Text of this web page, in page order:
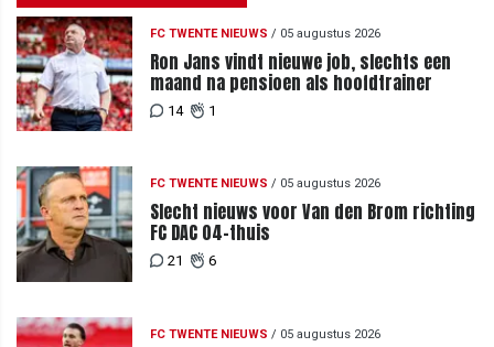
FC TWENTE NIEUWS / 05 augustus 2026
Ron Jans vindt nieuwe job, slechts een
maand na pensioen als hoofdtrainer
14 1
FC TWENTE NIEUWS / 05 augustus 2026
Slecht nieuws voor Van den Brom richting
FC DAC 04-thuis
21 6
FC TWENTE NIEUWS / 05 augustus 2026